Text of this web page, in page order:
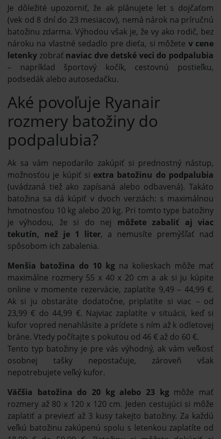
Je dôležité upozorniť, že ak plánujete let s dojčaťom
(vek od 8 dní do 23 mesiacov), nemá nárok na príručnú
batožinu zdarma. Výhodou však je, že vy ako rodič, bez
nároku na vlastné sedadlo pre dieťa, si môžete v cene
letenky zobrať naviac dve detské veci do podpalubia
– napríklad športový kočík, cestovnú postieľku,
podsedák alebo autosedačku.
Aké povoľuje Ryanair
rozmery batožiny do
podpalubia?
Ak sa vám nepodarilo zakúpiť si prednostný nástup,
možnosťou je kúpiť si extra batožinu do podpalubia
(uvádzaná tiež ako zapísaná alebo odbavená). Takáto
batožina sa dá kúpiť v dvoch verziách: s maximálnou
hmotnosťou 10 kg alebo 20 kg. Pri tomto type batožiny
je výhodou, že si do nej môžete zabaliť aj viac
tekutín, než je 1 liter, a nemusíte premýšľať nad
spôsobom ich zabalenia.
Menšia batožina do 10 kg na kolieskach môže mať
maximálne rozmery 55 x 40 x 20 cm a ak si ju kúpite
online v momente rezervácie, zaplatíte 9,49 – 44,99 €.
Ak si ju obstaráte dodatočne, priplatíte si viac – od
23,99 € do 44,99 €. Najviac zaplatíte v situácii, keď si
kufor vopred nenahlásite a prídete s ním až k odletovej
bráne. Vtedy počítajte s pokutou od 46 € až do 60 €.
Tento typ batožiny je pre vás výhodný, ak vám veľkosť
osobnej tašky nepostačuje, zároveň však
nepotrebujete veľký kufor.
Väčšia batožina do 20 kg alebo 23 kgmôže mať
rozmery až 80 x 120 x 120 cm. Jeden cestujúci si môže
zaplatiť a previezť až 3 kusy takejto batožiny. Za každú
veľkú batožinu zakúpenú spolu s letenkou zaplatíte od